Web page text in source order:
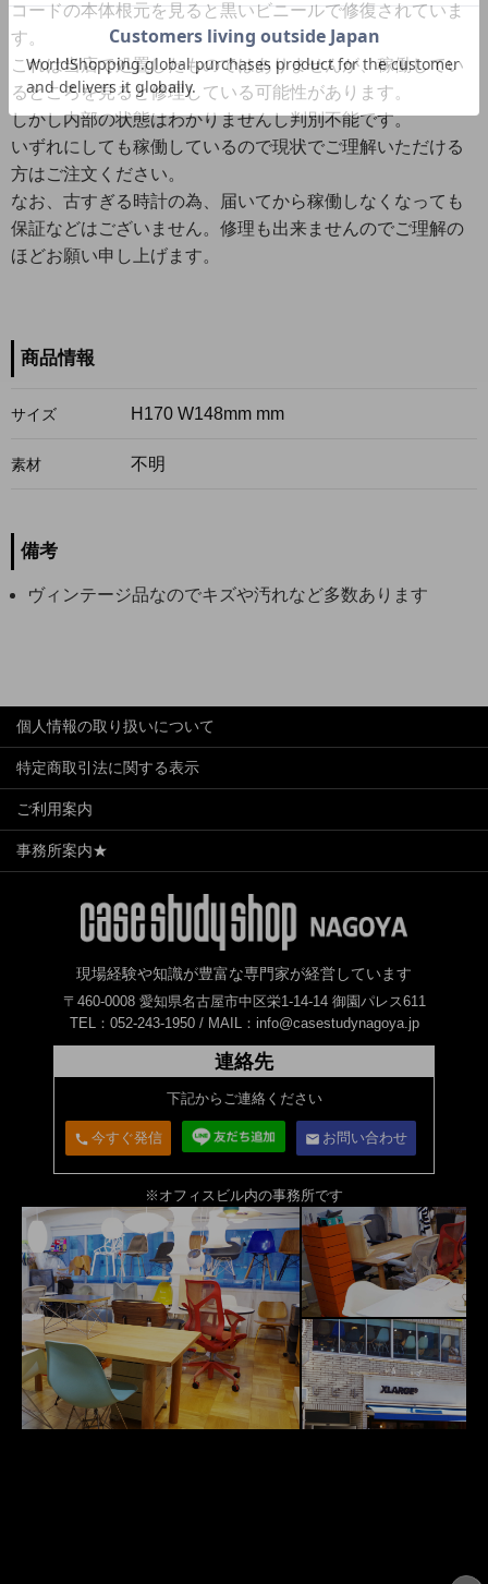
コードの本体根元を見ると黒いビニールで修復されていま
す。
これは当店で処置したものではありませんが、稼働してい
るところを見ると修理している可能性があります。
しかし内部の状態はわかりませんし判別不能です。
いずれにしても稼働しているので現状でご理解いただける
方はご注文ください。
なお、古すぎる時計の為、届いてから稼働しなくなっても
保証などはございません。修理も出来ませんのでご理解の
ほどお願い申し上げます。
商品情報
サイズ H170 W148mm mm
素材 不明
備考
ヴィンテージ品なのでキズや汚れなど多数あります
個人情報の取り扱いについて
特定商取引法に関する表示
ご利用案内
事務所案内★
現場経験や知識が豊富な専門家が経営しています
〒460-0008 愛知県名古屋市中区栄1-14-14 御園パレス611
TEL：052-243-1950 / MAIL：info@casestudynagoya.jp
連絡先
下記からご連絡ください
call 今すぐ発信 email お問い合わせ
※オフィスビル内の事務所です